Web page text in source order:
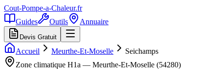
Cout-Pompe-a-Chaleur.fr
Guides
Outils Annuaire
Devis Gratuit
Accueil Meurthe-Et-Moselle
Seichamps
Zone climatique H1a — Meurthe-Et-Moselle (54280)